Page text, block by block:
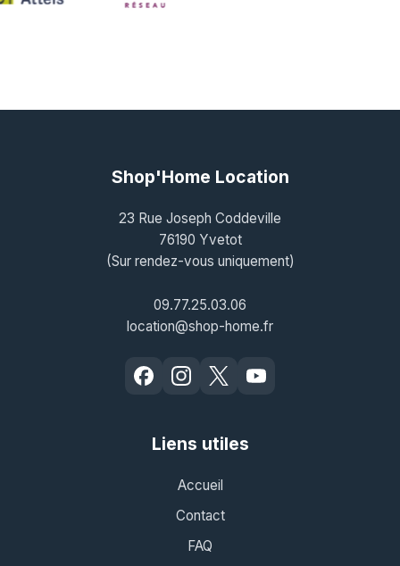
Shop'Home Location
23 Rue Joseph Coddeville
76190 Yvetot
(Sur rendez-vous uniquement)
09.77.25.03.06
location@shop-home.fr
Liens utiles
Accueil
Contact
FAQ